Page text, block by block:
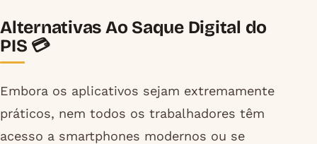
Alternativas Ao Saque Digital do
PIS 💳
Embora os aplicativos sejam extremamente
práticos, nem todos os trabalhadores têm
acesso a smartphones modernos ou se